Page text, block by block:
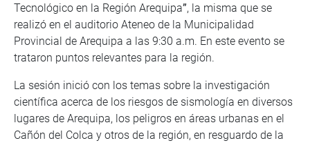
Tecnológico en la Región Arequipa”, la misma que se
realizó en el auditorio Ateneo de la Municipalidad
Provincial de Arequipa a las 9:30 a.m. En este evento se
trataron puntos relevantes para la región.
La sesión inició con los temas sobre la investigación
científica acerca de los riesgos de sismología en diversos
lugares de Arequipa, los peligros en áreas urbanas en el
Cañón del Colca y otros de la región, en resguardo de la